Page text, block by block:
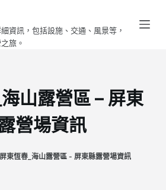
資訊，包括設施、交通、風景等，
旅。
山露營區 – 屏東
營場資訊
屏東恆春_海山露營區 - 屏東縣露營場資訊